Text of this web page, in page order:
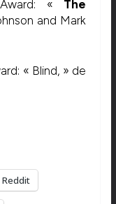
« The
and Mark
« Blind, » de
Reddit